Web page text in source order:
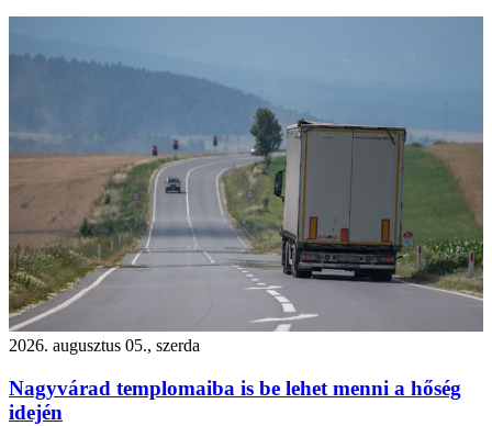
2026. augusztus 05., szerda
Nagyvárad templomaiba is be lehet menni a hőség
idején